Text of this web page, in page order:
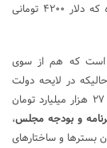
کالاهای اساسی یک سوم تا یک پنجم سایر کالاهایی بوده که دلار ۴۲۰۰ تومانی
است که هم از سوی
در لایحه دولت
برای حذف ارز ترجیحی، قرار است با حذف این ارز معادل ۲۷ هزار میلیارد تومان
و بودجه مجلس،
را در فراهم نشدن بسترها و ساختارهای